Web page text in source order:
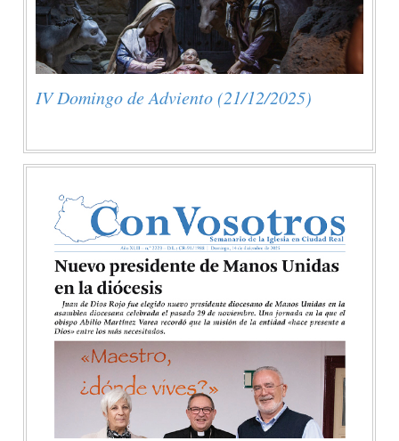
IV Domingo de Adviento (21/12/2025)